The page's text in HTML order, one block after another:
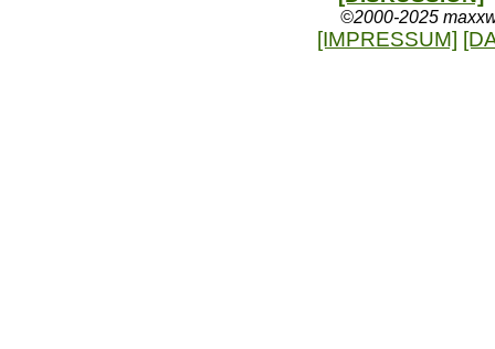
©2000-2025
[IMPRESSUM]